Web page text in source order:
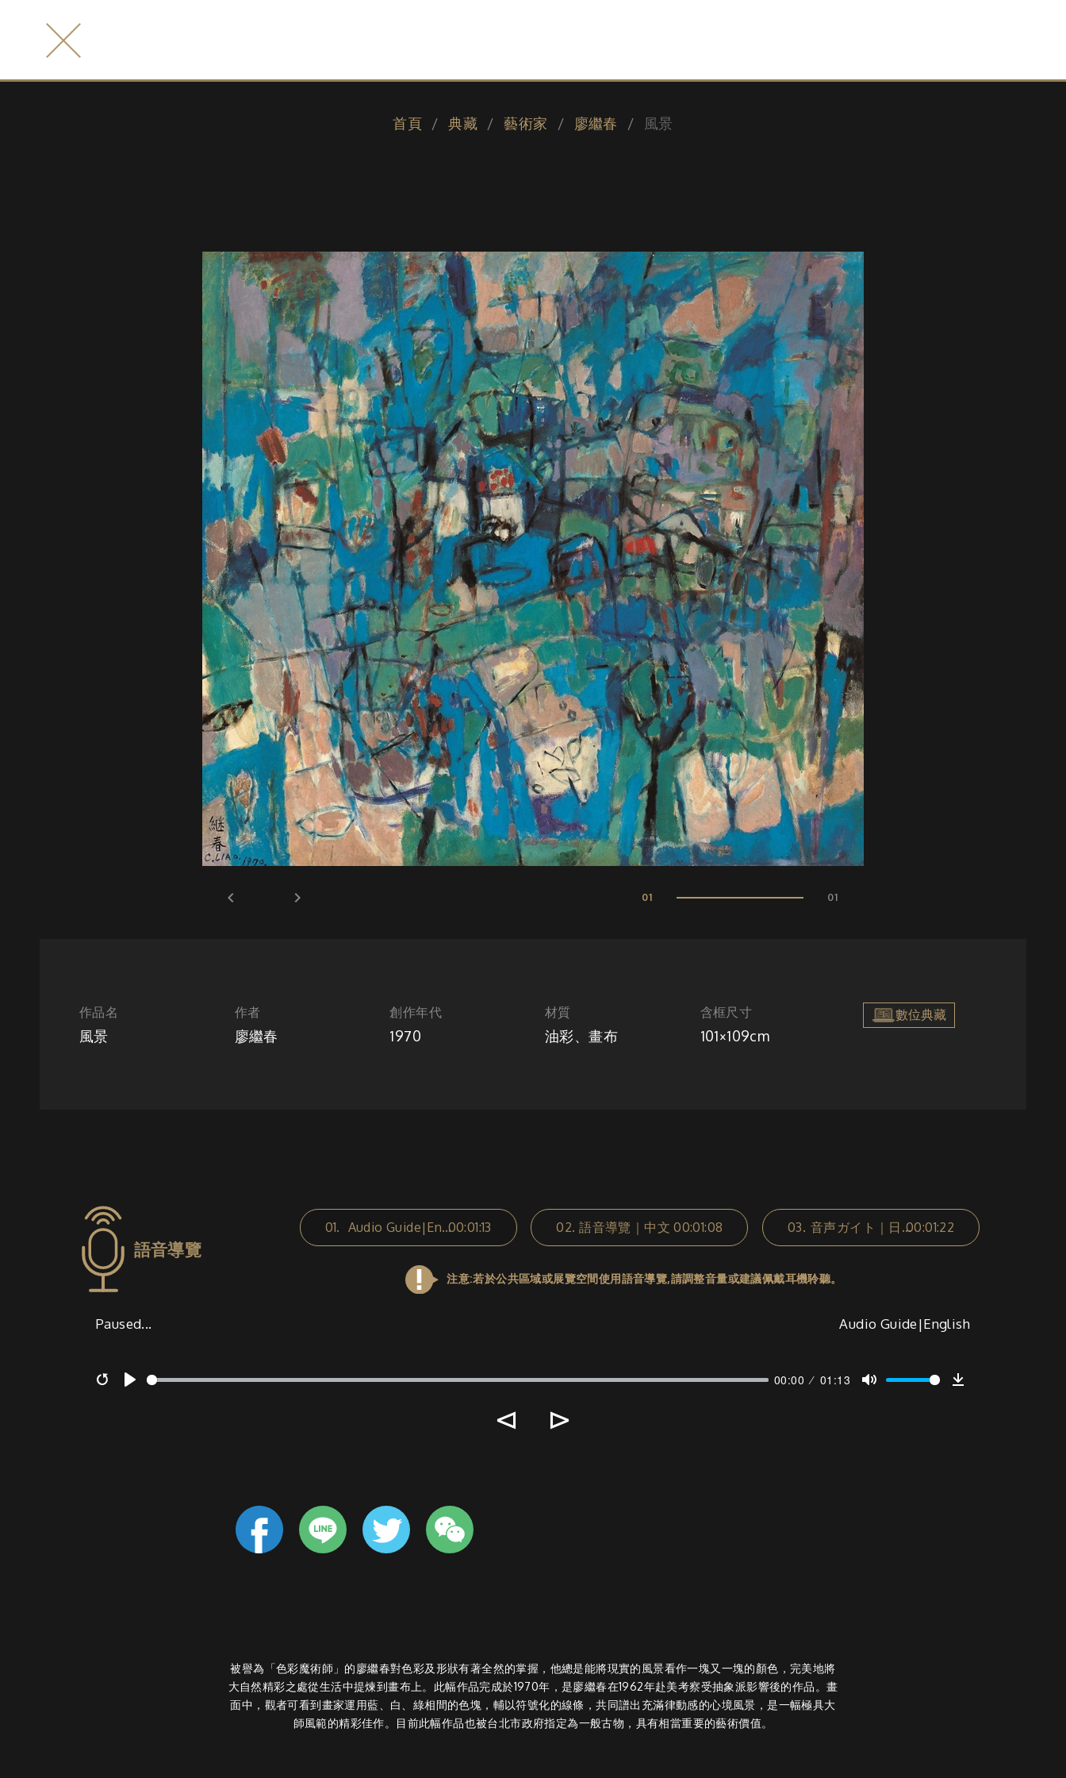
首頁 典藏 藝術家 廖繼春 風景
keyboard_arrow_left keyboard_arrow_right 01 01
作品名
風景
作者
廖繼春
創作年代
1970
材質
油彩、畫布
含框尺寸
101×109cm
數位典藏
語音導覽
01. Audio Guide|English00:01:13 02. 語音導覽｜中文 00:01:08 03. 音声ガイト｜日本語00:01:22
注意:若於公共區域或展覽空間使用語音導覽,請調整音量或建議佩戴耳機聆聽。
Paused... Audio Guide|English
00:00 01:13
⊲ ⊳
被譽為「色彩魔術師」的廖繼春對色彩及形狀有著全然的掌握，他總是能將現實的風景看作一塊又一塊的顏色，完美地將
大自然精彩之處從生活中提煉到畫布上。此幅作品完成於1970年，是廖繼春在1962年赴美考察受抽象派影響後的作品。畫
面中，觀者可看到畫家運用藍、白、綠相間的色塊，輔以符號化的線條，共同譜出充滿律動感的心境風景，是一幅極具大
師風範的精彩佳作。目前此幅作品也被台北市政府指定為一般古物，具有相當重要的藝術價值。